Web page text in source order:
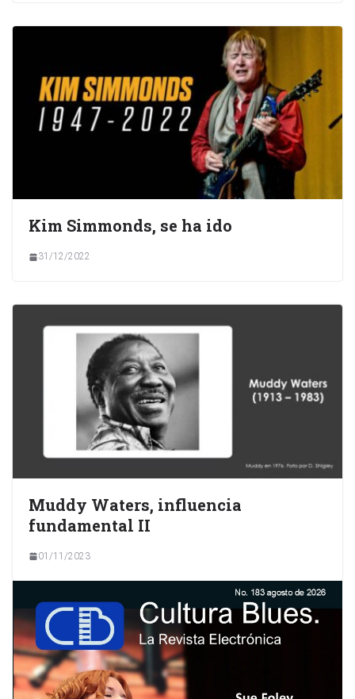
Kim Simmonds, se ha ido
31/12/2022
Muddy Waters, influencia
fundamental II
01/11/2023